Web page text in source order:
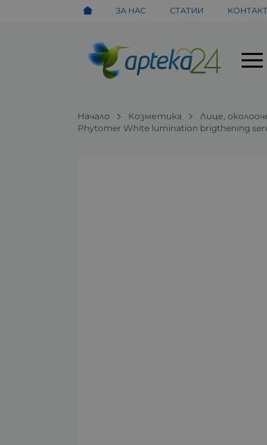
ЗА НАС СТАТИИ
Начало Козметика Лице,
Phytomer White lumination brigthening